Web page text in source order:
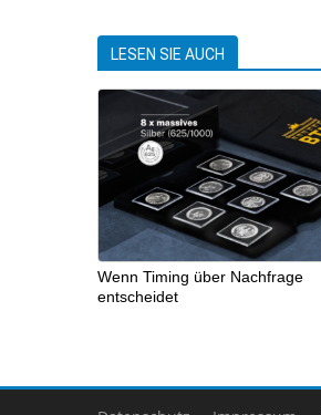
LESEN SIE AUCH
Wenn Timing über Nachfrage
entscheidet